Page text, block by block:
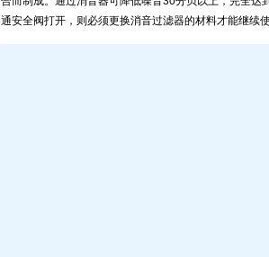
通安全阀打开，则必须更换消音过滤器的材料才能继续